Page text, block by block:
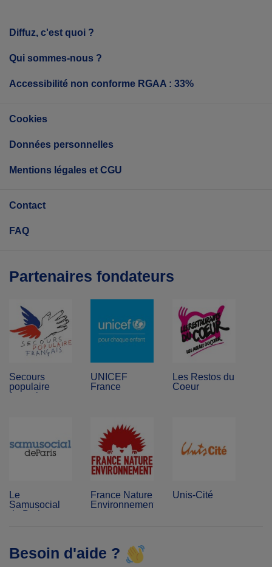
Diffuz, c'est quoi ?
Qui sommes-nous ?
Accessibilité non conforme RGAA : 33%
Cookies
Données personnelles
Mentions légales et CGU
Contact
FAQ
Partenaires fondateurs
Secours
populaire
français
UNICEF
France
Les Restos du
Coeur
Le
Samusocial
de Paris
France Nature
Environnement
Unis-Cité
Besoin d'aide ?